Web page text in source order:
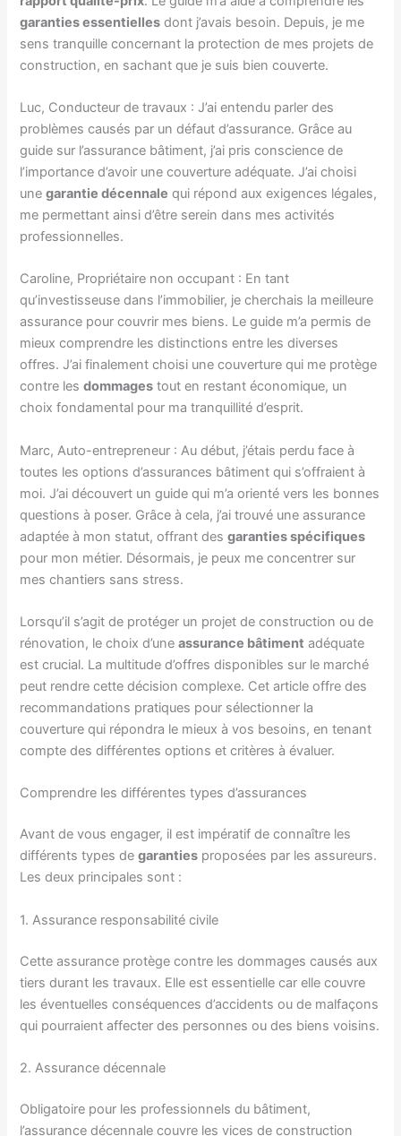
garanties essentielles dont j’avais besoin. Depuis, je me
sens tranquille concernant la protection de mes projets de
construction, en sachant que je suis bien couverte.
Luc, Conducteur de travaux : J’ai entendu parler des
problèmes causés par un défaut d’assurance. Grâce au
guide sur l’assurance bâtiment, j’ai pris conscience de
l’importance d’avoir une couverture adéquate. J’ai choisi
unegarantie décennale qui répond aux exigences légales,
me permettant ainsi d’être serein dans mes activités
professionnelles.
Caroline, Propriétaire non occupant : En tant
qu’investisseuse dans l’immobilier, je cherchais la meilleure
assurance pour couvrir mes biens. Le guide m’a permis de
mieux comprendre les distinctions entre les diverses
offres. J’ai finalement choisi une couverture qui me protège
contre lesdommages tout en restant économique, un
choix fondamental pour ma tranquillité d’esprit.
Marc, Auto-entrepreneur : Au début, j’étais perdu face à
toutes les options d’assurances bâtiment qui s’offraient à
moi. J’ai découvert un guide qui m’a orienté vers les bonnes
questions à poser. Grâce à cela, j’ai trouvé une assurance
adaptée à mon statut, offrant desgaranties spécifiques
pour mon métier. Désormais, je peux me concentrer sur
mes chantiers sans stress.
Lorsqu’il s’agit de protéger un projet de construction ou de
rénovation, le choix d’uneassurance bâtiment adéquate
est crucial. La multitude d’offres disponibles sur le marché
peut rendre cette décision complexe. Cet article offre des
recommandations pratiques pour sélectionner la
couverture qui répondra le mieux à vos besoins, en tenant
compte des différentes options et critères à évaluer.
Comprendre les différentes types d’assurances
Avant de vous engager, il est impératif de connaître les
différents types degaranties proposées par les assureurs.
Les deux principales sont :
1. Assurance responsabilité civile
Cette assurance protège contre les dommages causés aux
tiers durant les travaux. Elle est essentielle car elle couvre
les éventuelles conséquences d’accidents ou de malfaçons
qui pourraient affecter des personnes ou des biens voisins.
2. Assurance décennale
Obligatoire pour les professionnels du bâtiment,
l’assurance décennale couvre les vices de construction